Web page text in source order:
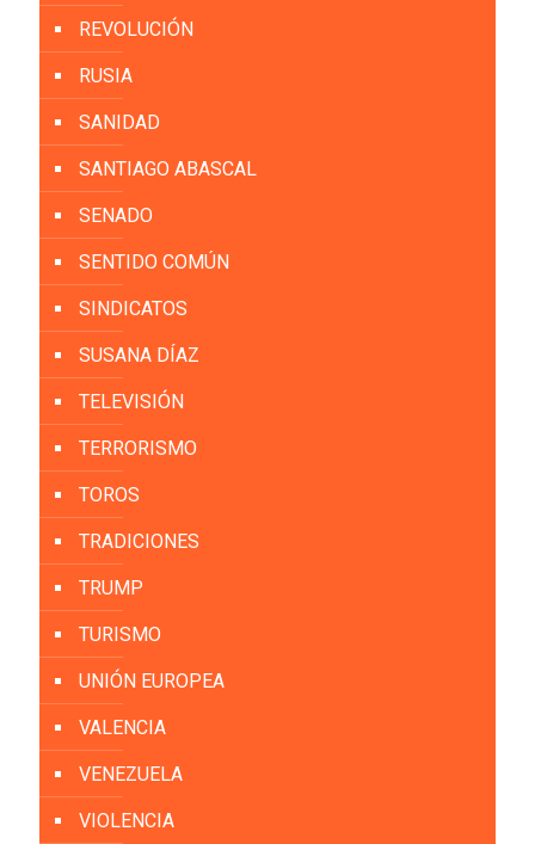
REVOLUCIÓN
RUSIA
SANIDAD
SANTIAGO ABASCAL
SENADO
SENTIDO COMÚN
SINDICATOS
SUSANA DÍAZ
TELEVISIÓN
TERRORISMO
TOROS
TRADICIONES
TRUMP
TURISMO
UNIÓN EUROPEA
VALENCIA
VENEZUELA
VIOLENCIA